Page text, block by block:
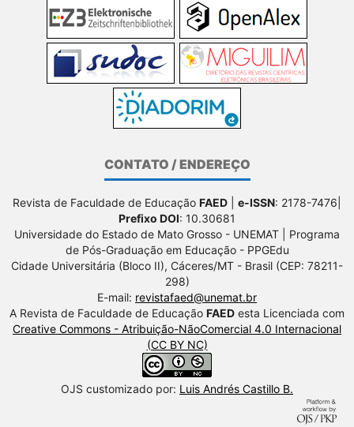
CONTATO / ENDEREÇO
Revista de Faculdade de Educação FAED e-ISSN: 2178-7476|
Prefixo DOI: 10.30681
Universidade do Estado de Mato Grosso - UNEMAT | Programa
de Pós-Graduação em Educação - PPGEdu
Cidade Universitária (Bloco II), Cáceres/MT - Brasil (CEP: 78211-
298)
E-mail: revistafaed@unemat.br
A Revista de Faculdade de Educação FAED esta Licenciada com
Creative Commons - Atribuição-NãoComercial 4.0 Internacional
(CC BY NC)
OJS customizado por: Luis Andrés Castillo B.